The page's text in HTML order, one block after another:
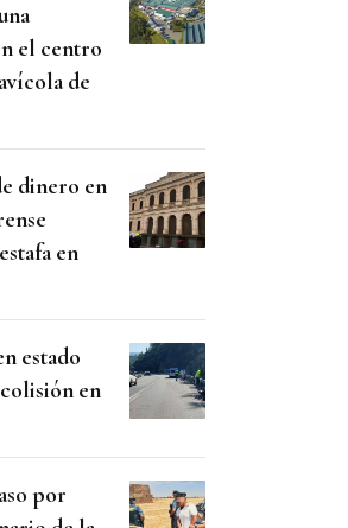
el centro
de
dinero en
en
estado
en
por